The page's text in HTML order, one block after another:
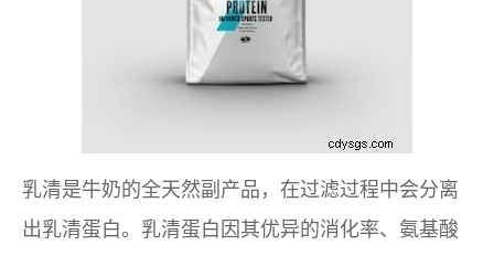
乳清是牛奶的全天然副产品，在过滤过程中会分离
出乳清蛋白。乳清蛋白因其优异的消化率、氨基酸